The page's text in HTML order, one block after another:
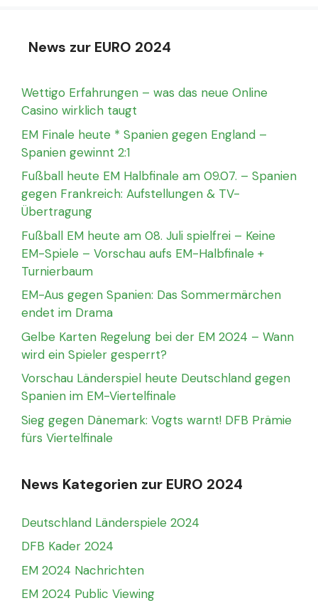
News zur EURO 2024
Wettigo Erfahrungen – was das neue Online
Casino wirklich taugt
EM Finale heute * Spanien gegen England –
Spanien gewinnt 2:1
Fußball heute EM Halbfinale am 09.07. – Spanien
gegen Frankreich: Aufstellungen & TV-
Übertragung
Fußball EM heute am 08. Juli spielfrei – Keine
EM-Spiele – Vorschau aufs EM-Halbfinale +
Turnierbaum
EM-Aus gegen Spanien: Das Sommermärchen
endet im Drama
Gelbe Karten Regelung bei der EM 2024 – Wann
wird ein Spieler gesperrt?
Vorschau Länderspiel heute Deutschland gegen
Spanien im EM-Viertelfinale
Sieg gegen Dänemark: Vogts warnt! DFB Prämie
fürs Viertelfinale
News Kategorien zur EURO 2024
Deutschland Länderspiele 2024
DFB Kader 2024
EM 2024 Nachrichten
EM 2024 Public Viewing